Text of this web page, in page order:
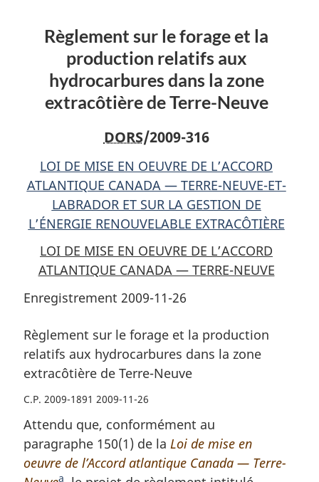
Règlement sur le forage et la
production relatifs aux
hydrocarbures dans la zone
extracôtière de Terre-Neuve
DORS/2009-316
LOI DE MISE EN OEUVRE DE L’ACCORD
ATLANTIQUE CANADA — TERRE-NEUVE-ET-
LABRADOR ET SUR LA GESTION DE
L’ÉNERGIE RENOUVELABLE EXTRACÔTIÈRE
LOI DE MISE EN OEUVRE DE L’ACCORD
ATLANTIQUE CANADA — TERRE-NEUVE
Enregistrement 2009-11-26
Règlement sur le forage et la production
relatifs aux hydrocarbures dans la zone
extracôtière de Terre-Neuve
C.P. 2009-1891 2009-11-26
Attendu que, conformément au
paragraphe 150(1) de la Loi de mise en
oeuvre de l’Accord atlantique Canada — Terre-
a